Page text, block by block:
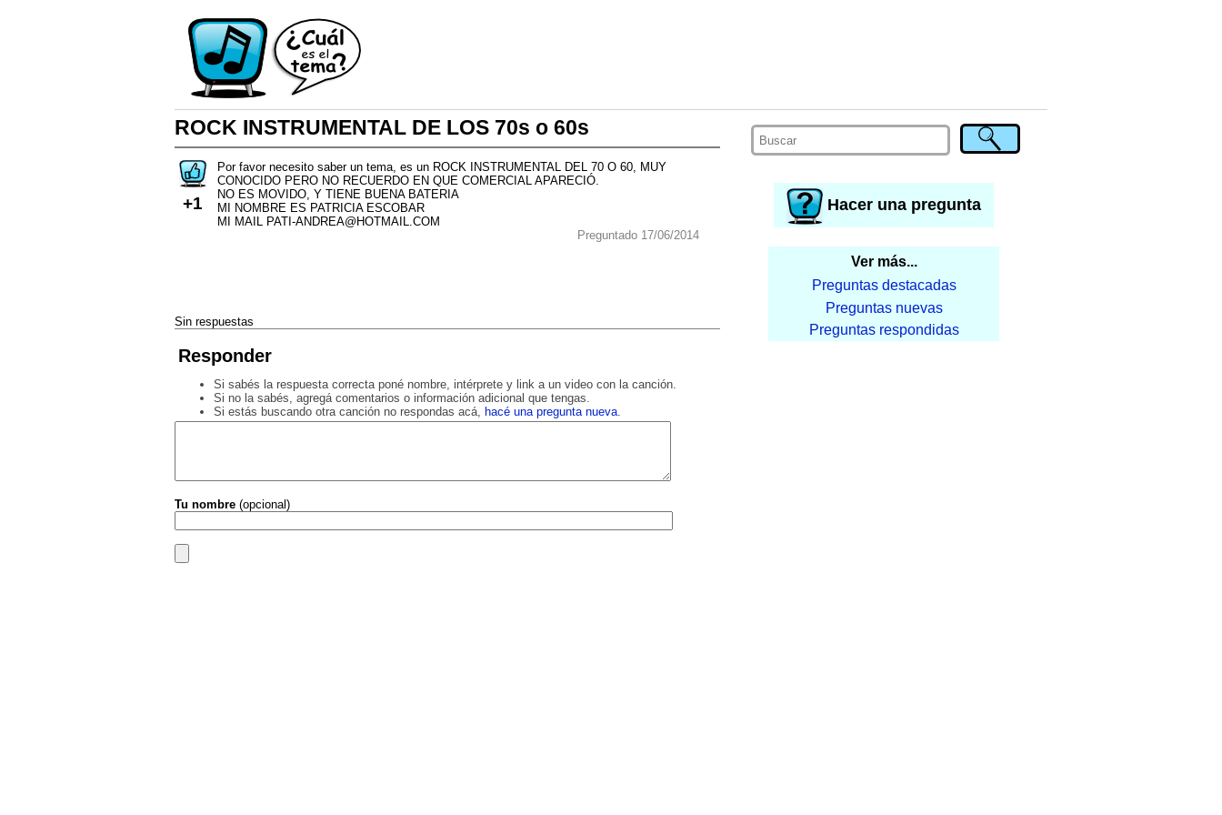
Hacer una pregunta
Ver más...
Preguntas destacadas
Preguntas nuevas
Preguntas respondidas
ROCK INSTRUMENTAL DE LOS 70s o 60s
+1
Por favor necesito saber un tema, es un ROCK INSTRUMENTAL DEL 70 O 60, MUY
CONOCIDO PERO NO RECUERDO EN QUE COMERCIAL APARECIÓ.
NO ES MOVIDO, Y TIENE BUENA BATERIA
MI NOMBRE ES PATRICIA ESCOBAR
MI MAIL PATI-ANDREA@HOTMAIL.COM
Preguntado 17/06/2014
Sin respuestas
Responder
Si sabés la respuesta correcta poné nombre, intérprete y link a un video con la canción.
Si no la sabés, agregá comentarios o información adicional que tengas.
Si estás buscando otra canción no respondas acá, hacé una pregunta nueva.
Tu nombre (opcional)